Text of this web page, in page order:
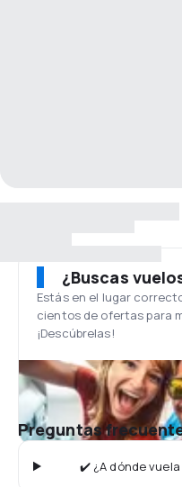
¿Buscas
Estás en el lugar
cientos de ofertas para
¡Descúbrelas!
Preguntas
✔️ ¿A dónde